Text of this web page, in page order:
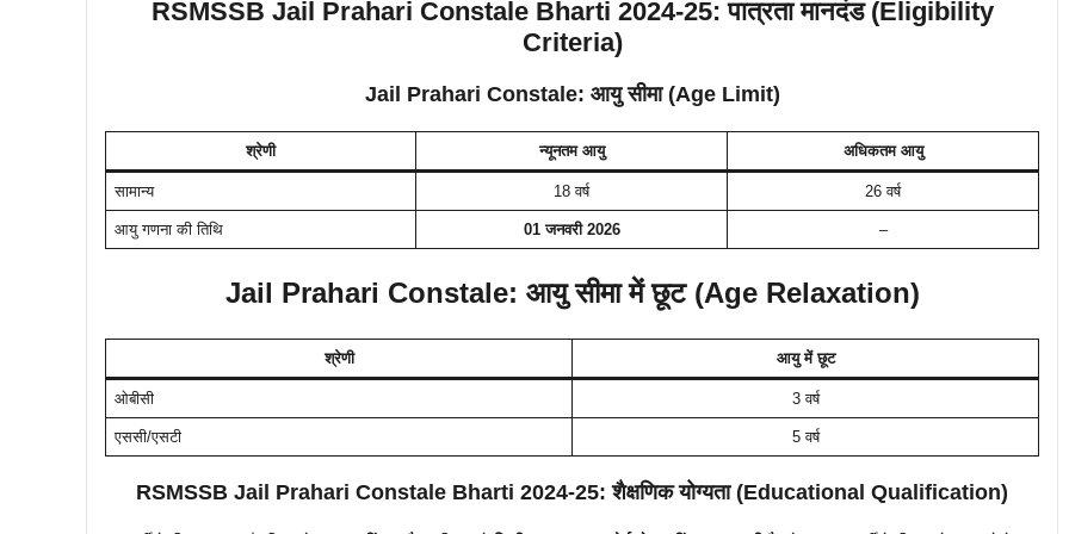
RSMSSB Jail Prahari Constale Bharti 2024-25: पात्रता मानदंड (Eligibility
Criteria)
Jail Prahari Constale: आयु सीमा (Age Limit)
श्रेणी न्यूनतम आयु अधिकतम आयु
सामान्य 18 वर्ष 26 वर्ष
आयु गणना की तिथि 01 जनवरी 2026 –
Jail Prahari Constale: आयु सीमा में छूट (Age Relaxation)
श्रेणी आयु में छूट
ओबीसी 3 वर्ष
एससी/एसटी 5 वर्ष
RSMSSB Jail Prahari Constale Bharti 2024-25: शैक्षणिक योग्यता (Educational Qualification)